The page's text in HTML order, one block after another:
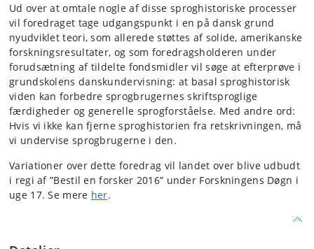
Ud over at omtale nogle af disse sproghistoriske processer
vil foredraget tage udgangspunkt i en på dansk grund
nyudviklet teori, som allerede støttes af solide, amerikanske
forskningsresultater, og som foredragsholderen under
forudsætning af tildelte fondsmidler vil søge at efterprøve i
grundskolens danskundervisning: at basal sproghistorisk
viden kan forbedre sprogbrugernes skriftsproglige
færdigheder og generelle sprogforståelse. Med andre ord:
Hvis vi ikke kan fjerne sproghistorien fra retskrivningen, må
vi undervise sprogbrugerne i den.
Variationer over dette foredrag vil landet over blive udbudt
i regi af ”Bestil en forsker 2016” under Forskningens Døgn i
uge 17. Se mere her.